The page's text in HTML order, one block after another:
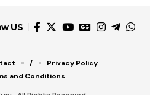
US
/
Privacy Policy
and Conditions